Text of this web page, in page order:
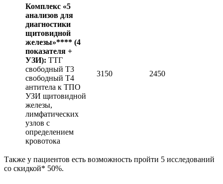
Комплекс «5
анализов для
диагностики
щитовидной
железы»**** (4
показателя +
УЗИ): ТТГ
свободный T3
свободный Т4
антитела к ТПО
УЗИ щитовидной
железы,
лимфатических
узлов с
определением
кровотока
3150 2450
Также у пациентов есть возможность пройти 5 исследований
со скидкой* 50%.